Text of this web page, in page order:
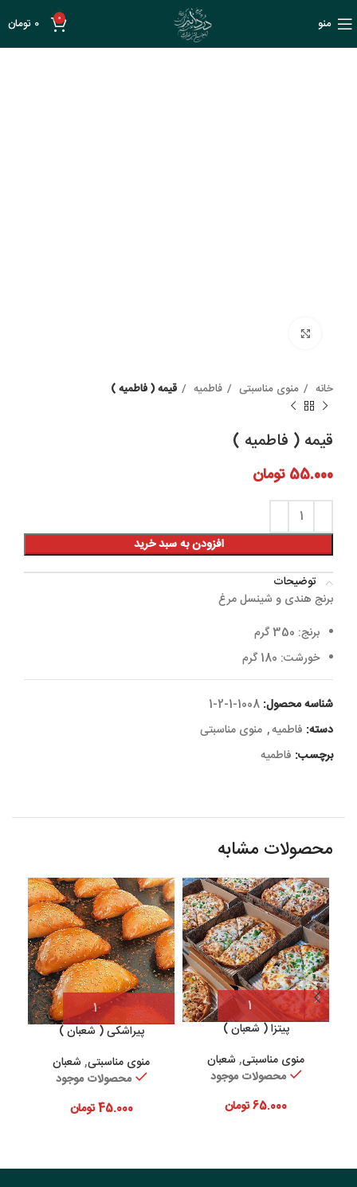
منو 0
0 تومان
خانه منوی مناسبتی فاطمیه قیمه ( فاطمیه )
قیمه ( فاطمیه )
55.000 تومان
افزودن به سبد خرید
توضیحات
برنج هندی و شینسل مرغ
برنج: 350 گرم
خورشت: 180 گرم
شناسه محصول: 1008-1-2-1
دسته: فاطمیه, منوی مناسبتی
برچسب: فاطمیه
محصولات مشابه
پیتزا ( شعبان )
منوی مناسبتی, شعبان
محصولات موجود
65.000تومان
پیراشکی ( شعبان )
منوی مناسبتی, شعبان
محصولات موجود
45.000تومان